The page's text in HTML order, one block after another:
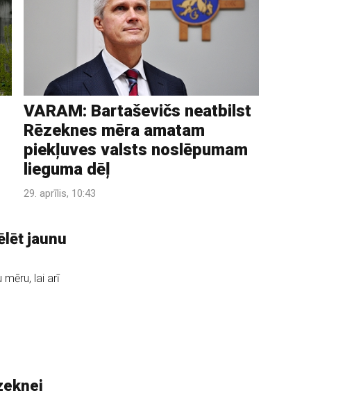
VARAM: Bartaševičs neatbilst
Rēzeknes mēra amatam
piekļuves valsts noslēpumam
lieguma dēļ
29. aprīlis, 10:43
jaunu
mēru, lai arī